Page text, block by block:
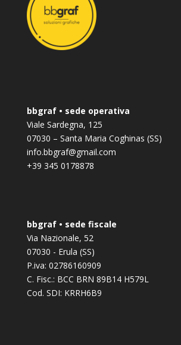
bbgraf • sede operativa
Viale Sardegna, 125
07030 – Santa Maria Coghinas (SS)
info.bbgraf@gmail.com
+39 345 0178878
bbgraf • sede fiscale
Via Nazionale, 52
07030 - Erula (SS)
P.iva: 02786160909
C. Fisc.: BCC BRN 89B14 H579L
Cod. SDI: KRRH6B9